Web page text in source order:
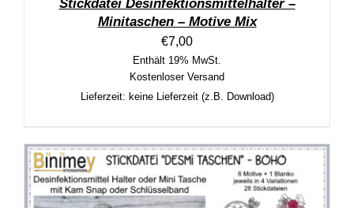
Stickdatei Desinfektionsmittelhalter –
Minitaschen – Motive Mix
€7,00
Enthält 19% MwSt.
Kostenloser Versand
Lieferzeit: keine Lieferzeit (z.B. Download)